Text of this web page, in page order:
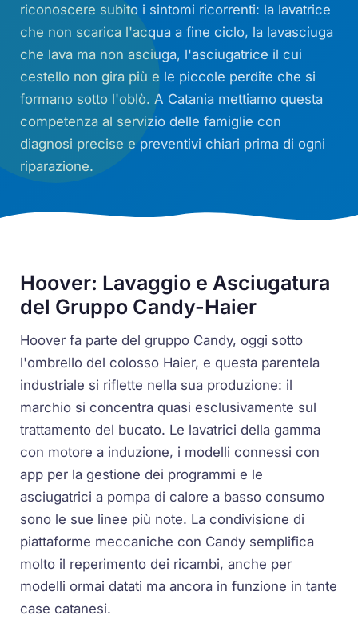
riconoscere subito i sintomi ricorrenti: la lavatrice
che non scarica l'acqua a fine ciclo, la lavasciuga
che lava ma non asciuga, l'asciugatrice il cui
cestello non gira più e le piccole perdite che si
formano sotto l'oblò. A Catania mettiamo questa
competenza al servizio delle famiglie con
diagnosi precise e preventivi chiari prima di ogni
riparazione.
Hoover: Lavaggio e Asciugatura
del Gruppo Candy-Haier
Hoover fa parte del gruppo Candy, oggi sotto
l'ombrello del colosso Haier, e questa parentela
industriale si riflette nella sua produzione: il
marchio si concentra quasi esclusivamente sul
trattamento del bucato. Le lavatrici della gamma
con motore a induzione, i modelli connessi con
app per la gestione dei programmi e le
asciugatrici a pompa di calore a basso consumo
sono le sue linee più note. La condivisione di
piattaforme meccaniche con Candy semplifica
molto il reperimento dei ricambi, anche per
modelli ormai datati ma ancora in funzione in tante
case catanesi.